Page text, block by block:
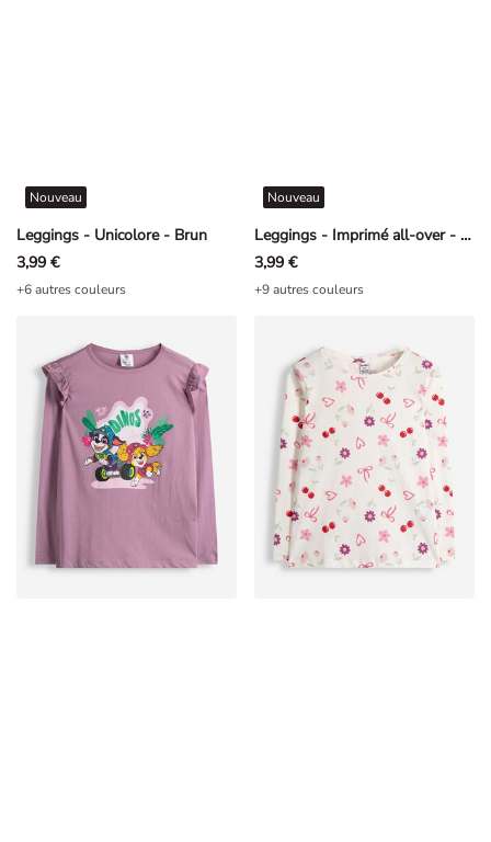
Leggings - Unicolore - Brun
Nouveau
3,99 €
+6 autres couleurs
Leggings - Imprimé all-over - rouge foncé
Nouveau
3,99 €
+9 autres couleurs